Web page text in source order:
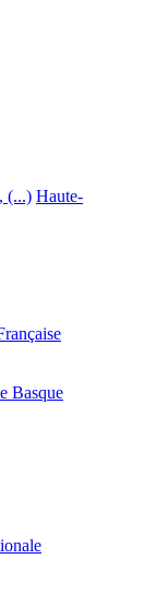
(...) Haute-
Basque